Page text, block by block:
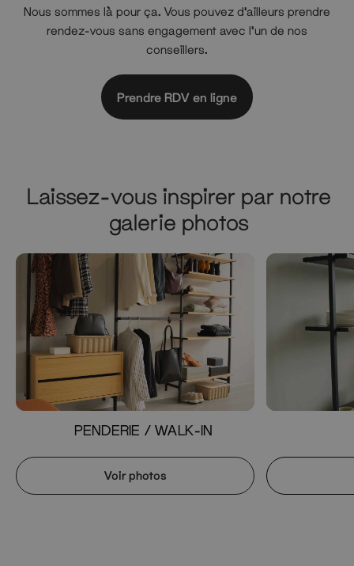
Nous sommes là pour ça. Vous pouvez d'ailleurs prendre
rendez-vous sans engagement avec l'un de nos
conseillers.
Prendre RDV en ligne
Laissez-vous inspirer par notre
galerie photos
PENDERIE / WALK-IN
Voir photos